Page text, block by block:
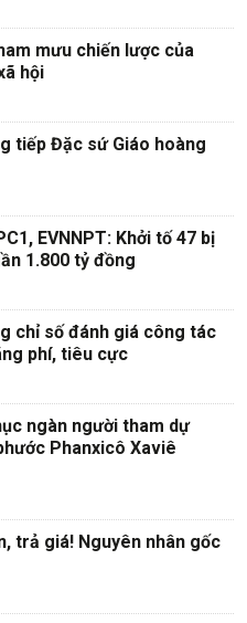
mưu chiến lược của
hội
tiếp Đặc sứ Giáo hoàng
EVNNPT: Khởi tố 47 bị
1.800 tỷ đồng
chỉ số đánh giá công tác
phí, tiêu cực
ngàn người tham dự
Phanxicô Xaviê
trả giá! Nguyên nhân gốc